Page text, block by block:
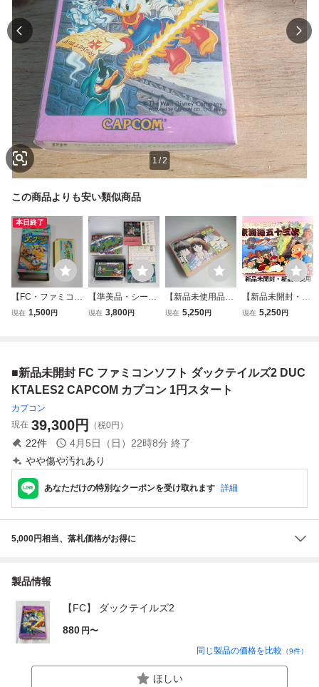
1 /2
この商品よりも安い類似商品
本日終了
【FC・ファミコ
ン】 わんぱくダッ
現在 1,500円
【準美品・シール
未使用品】1円ス
現在 3,800円
【新品未使用品・
1円スタート】フ
現在 5,250円
【新品未開封・新
品未使用】FC フ
1円スタート 非常
現在 5,250円
■新品未開封 FC ファミコンソフト ダックテイルズ2 DUC
KTALES2 CAPCOM カプコン 1円スタート
カプコン
現在 39,300円 （税0円）
22件 4月5日（日）22時8分 終了
やや傷や汚れあり
あなただけの特別なクーポンを受け取れます 詳細
5,000円相当、落札価格がお得に
製品情報
【FC】 ダックテイルズ2
880 円〜
同じ製品の価格を比較 （9件）
ほしい